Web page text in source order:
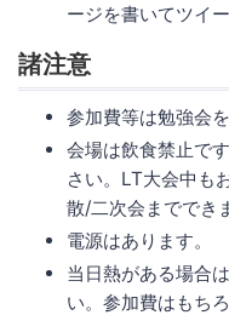
ージを書いてツイ
諸注意
参加費等は勉強会
会場は飲食禁止で
さい。LT大会中も
散/二次会まででき
電源はあります。
当日熱がある場合
い。参加費はもち